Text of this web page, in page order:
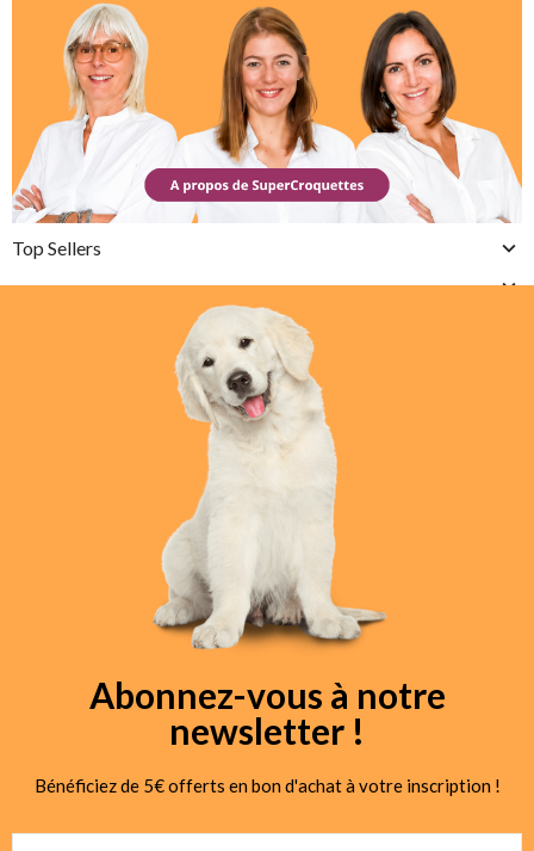
Top Sellers
Abonnez-vous à notre
newsletter !
Bénéficiez de 5€ offerts en bon d'achat à votre inscription !